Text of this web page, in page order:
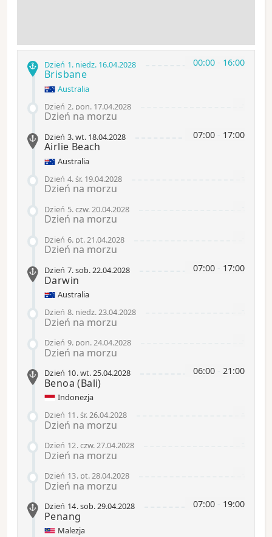
00:00 16:00
Dzień 1. niedz. 16.04.2028
Brisbane
Australia
Dzień 2. pon. 17.04.2028
Dzień na morzu
07:00 17:00
Dzień 3.wt. 18.04.2028
Airlie Beach
Australia
Dzień 4.śr. 19.04.2028
Dzień na morzu
Dzień 5.czw.20.04.2028
Dzień na morzu
Dzień 6. pt.21.04.2028
Dzień na morzu
07:00 17:00
Dzień 7.sob.22.04.2028
Darwin
Australia
Dzień 8. niedz.23.04.2028
Dzień na morzu
Dzień 9. pon.24.04.2028
Dzień na morzu
06:00 21:00
Dzień 10.wt.25.04.2028
Benoa(Bali)
Indonezja
Dzień 11 .śr.26.04.2028
Dzień na morzu
Dzień 12.czw.27.04.2028
Dzień na morzu
Dzień 13. pt.28.04.2028
Dzień na morzu
07:00 19:00
Dzień 14.sob.29.04.2028
Penang
Malezja